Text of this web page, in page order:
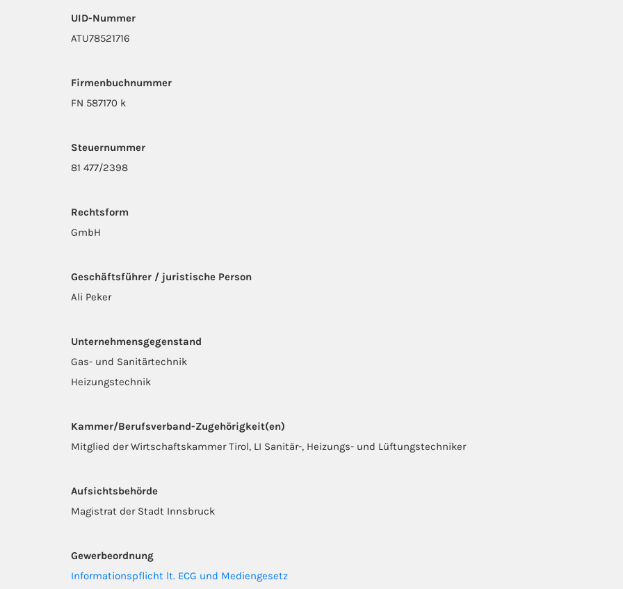
UID-Nummer
ATU78521716
Firmenbuchnummer
FN 587170 k
Steuernummer
81 477/2398
Rechtsform
GmbH
Geschäftsführer / juristische Person
Ali Peker
Unternehmensgegenstand
Gas- und Sanitärtechnik
Heizungstechnik
Kammer/Berufsverband-Zugehörigkeit(en)
Mitglied der Wirtschaftskammer Tirol, LI Sanitär-, Heizungs- und Lüftungstechniker
Aufsichtsbehörde
Magistrat der Stadt Innsbruck
Gewerbeordnung
Informationspflicht lt. ECG und Mediengesetz